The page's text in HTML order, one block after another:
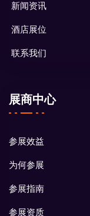
新闻资讯
酒店展位
联系我们
展商中心
参展效益
为何参展
参展指南
参展资质